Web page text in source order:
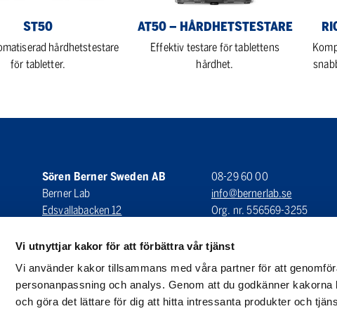
Vi utnyttjar kakor för att förbättra vår tjänst
Vi använder kakor tillsammans med våra partner för att
personanpassning och analys. Genom att du godkänner
och göra det lättare för dig att hitta intressanta produkter och
ST50
hårdhetstestare
för tabletter.
AT50 – HÅRDHETSTESTARE
Effektiv testare för tablettens
hårdhet.
Sören Berner Sweden AB
Berner Lab
Edsvallabacken 12
SWEDEN
08-29 60 00
info@bernerlab.se
Org. nr. 556569-3255